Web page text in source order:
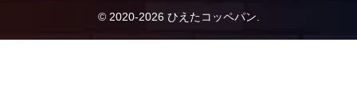
© 2020-2026 ひえたコッペパン.